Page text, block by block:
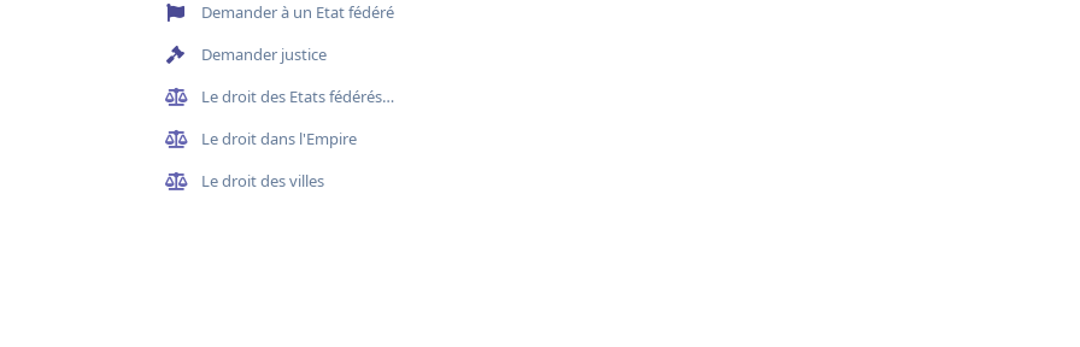
Demander à un Etat fédéré
Demander justice
Le droit des Etats fédérés et des Curies
Le droit dans l'Empire
Le droit des villes